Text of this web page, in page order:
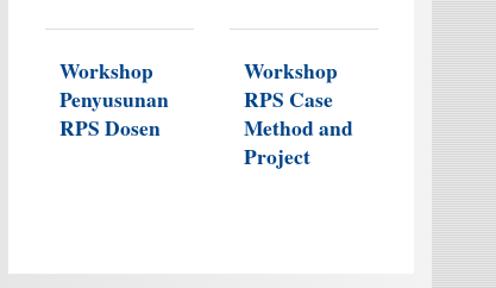
Workshop
Penyusunan
RPS Dosen
Workshop
RPS Case
Method and
Project